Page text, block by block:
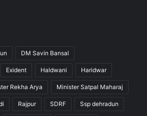
DM Savin Bansal
Exident Haldwani Haridwar
Rekha Arya Minister Satpal Maharaj
Rajpur SDRF Ssp dehradun